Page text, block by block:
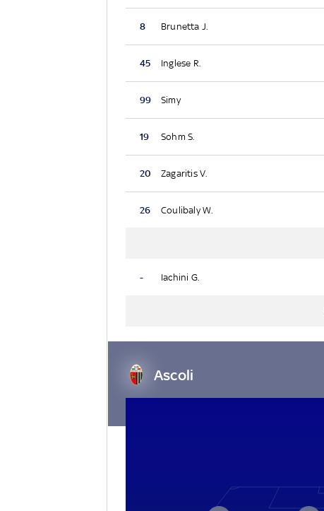
8 Brunetta J.
45 Inglese R.
99 Simy
19 Sohm S.
20 Zagaritis V.
26 Coulibaly W.
- Iachini G.
Ascoli